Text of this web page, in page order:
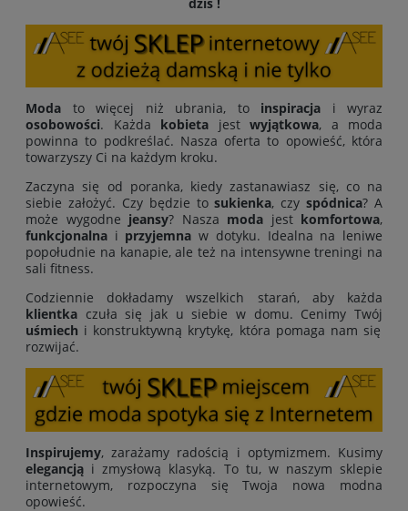
Moda to więcej niż ubrania, to inspiracja i wyraz
osobowości. Każda kobieta jest wyjątkowa, a moda
powinna to podkreślać. Nasza oferta to opowieść, która
towarzyszy Ci na każdym kroku.
Zaczyna się od poranka, kiedy zastanawiasz się, co na
siebie założyć. Czy będzie tosukienka, czyspódnica? A
może wygodne jeansy? Nasza moda jest komfortowa,
funkcjonalna i przyjemna w dotyku. Idealna na leniwe
popołudnie na kanapie, ale też na intensywne treningi na
sali fitness.
Codziennie dokładamy wszelkich starań, aby każda
klientka czuła się jak u siebie w domu. Cenimy Twój
uśmiech i konstruktywną krytykę, która pomaga nam się
rozwijać.
Inspirujemy, zarażamy radością i optymizmem. Kusimy
elegancją i zmysłową klasyką. To tu, w naszym sklepie
internetowym, rozpoczyna się Twoja nowa modna
opowieść.